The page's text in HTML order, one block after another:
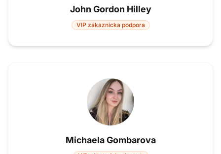
John Gordon Hilley
VIP zákaznícka podpora
Michaela Gombarova